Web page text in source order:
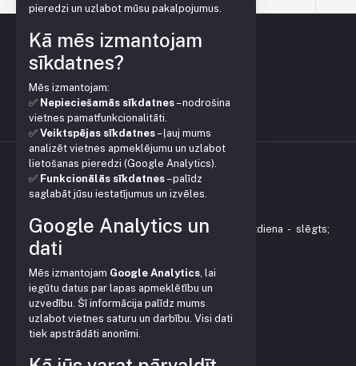
KONTAKTI
Darba laiks: P - P 9:00-18:00 ; Sestdiena - slēgts;
veikals@pleve.lv
Rekvizīti:
SIA Garden Plast
Reģ. Nr. LV40103627032
pieredzi un uzlabot mūsu pakalpojumus.
Kā mēs izmantojam
sīkdatnes?
Mēs izmantojam:
✅ Nepieciešamās sīkdatnes– nodrošina
vietnes pamatfunkcionalitāti.
✅ Veiktspējas sīkdatnes– ļauj mums
analizēt vietnes apmeklējumu un uzlabot
lietošanas pieredzi (Google Analytics).
✅ Funkcionālās sīkdatnes– palīdz
saglabāt jūsu iestatījumus un izvēles.
Google Analytics un
dati
Mēs izmantojam Google Analytics , lai
iegūtu datus par lapas apmeklētību un
uzvedību. Šī informācija palīdz mums
uzlabot vietnes saturu un darbību. Visi dati
tiek apstrādāti anonīmi.